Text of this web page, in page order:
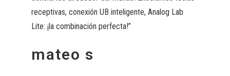
receptivas, conexión UB inteligente, Analog Lab
Lite: ¡la combinación perfecta!”
mateo s